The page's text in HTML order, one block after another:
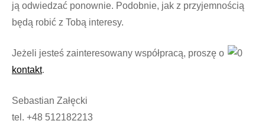
ją odwiedzać ponownie. Podobnie, jak z przyjemnością
będą robić z Tobą interesy.
Jeżeli jesteś zainteresowany współpracą, proszę o
kontakt.
Sebastian Załęcki
tel. +48 512182213